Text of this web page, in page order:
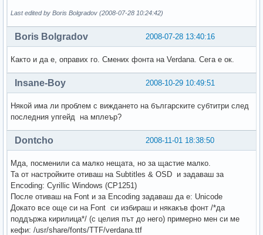
Last edited by Boris Bolgradov (2008-07-28 10:24:42)
2008-07-28 13:40:16
Boris Bolgradov
Както и да е, оправих го. Смених фонта на Verdana. Сега е ок.
2008-10-29 10:49:51
Insane-Boy
Някой има ли проблем с виждането на българските субтитри след
последния упгейд на мплеър?
2008-11-01 18:38:50
Dontcho
Мда, посменили са малко нещата, но за щастие малко.
Та от настройките отиваш на Subtitles & OSD и задаваш за
Encoding: Cyrillic Windows (CP1251)
После отиваш на Font и за Encoding задаваш да е: Unicode
Докато все още си на Font си избираш и някакъв фонт /*да
поддържа кирилица*/ (с целия път до него) примерно мен си ме
кефи: /usr/share/fonts/TTF/verdana.ttf